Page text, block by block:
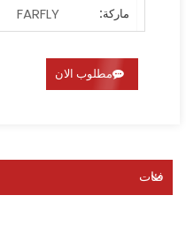
ماركة:
FARFLY
مطلوب الان
فئات